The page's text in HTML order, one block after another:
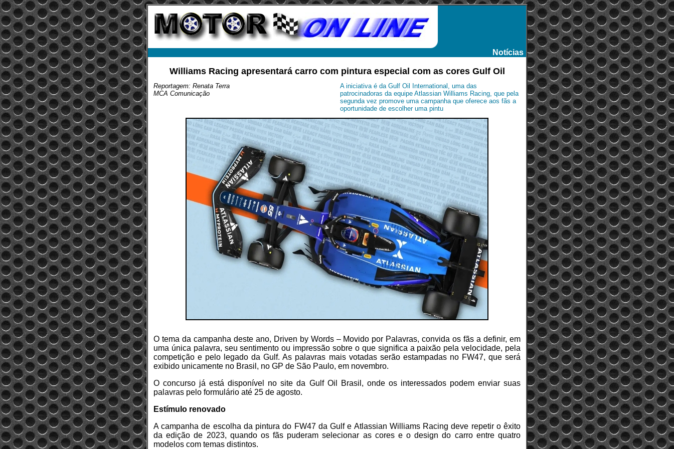
Notícias
Williams Racing apresentará carro com pintura especial com as cores Gulf Oil
Reportagem: Renata Terra
MCA Comunicação
A iniciativa é da Gulf Oil International, uma das
patrocinadoras da equipe Atlassian Williams Racing, que pela
segunda vez promove uma campanha que oferece aos fãs a
oportunidade de escolher uma pintu
O tema da campanha deste ano, Driven by Words – Movido por Palavras, convida os fãs a definir, em
uma única palavra, seu sentimento ou impressão sobre o que significa a paixão pela velocidade, pela
competição e pelo legado da Gulf. As palavras mais votadas serão estampadas no FW47, que será
exibido unicamente no Brasil, no GP de São Paulo, em novembro.
O concurso já está disponível no site da Gulf Oil Brasil, onde os interessados podem enviar suas
palavras pelo formulário até 25 de agosto.
Estímulo renovado
A campanha de escolha da pintura do FW47 da Gulf e Atlassian Williams Racing deve repetir o êxito
da edição de 2023, quando os fãs puderam selecionar as cores e o design do carro entre quatro
modelos com temas distintos.